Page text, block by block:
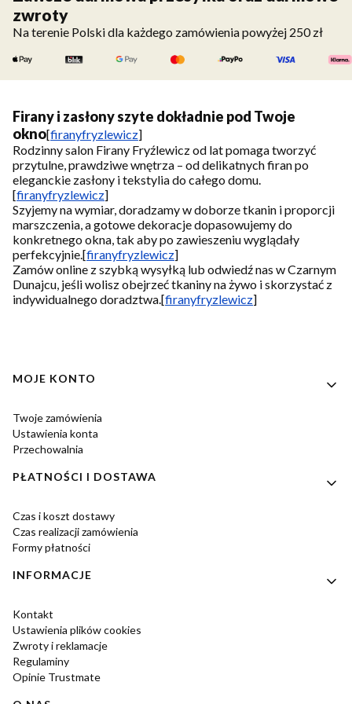
zwroty
Na terenie Polski dla każdego zamówienia powyżej 250 zł
Firany i zasłony szyte dokładnie pod Twoje
okno[firanyfryzlewicz]
Rodzinny salon Firany Fryźlewicz od lat pomaga tworzyć
przytulne, prawdziwe wnętrza – od delikatnych firan po
eleganckie zasłony i tekstylia do całego domu.
[firanyfryzlewicz]
Szyjemy na wymiar, doradzamy w doborze tkanin i proporcji
marszczenia, a gotowe dekoracje dopasowujemy do
konkretnego okna, tak aby po zawieszeniu wyglądały
perfekcyjnie.[firanyfryzlewicz]
Zamów online z szybką wysyłką lub odwiedź nas w Czarnym
Dunajcu, jeśli wolisz obejrzeć tkaniny na żywo i skorzystać z
indywidualnego doradztwa.[firanyfryzlewicz]
Linki w stopce
MOJE KONTO
Twoje zamówienia
Ustawienia konta
Przechowalnia
PŁATNOŚCI I DOSTAWA
Czas i koszt dostawy
Czas realizacji zamówienia
Formy płatności
INFORMACJE
Kontakt
Ustawienia plików cookies
Zwroty i reklamacje
Regulaminy
Opinie Trustmate